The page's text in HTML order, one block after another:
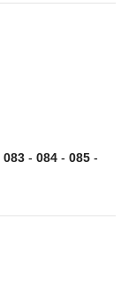
083 - 084 - 085 -